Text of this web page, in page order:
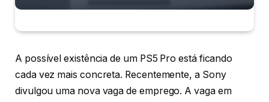
A possível existência de um PS5 Pro está ficando
cada vez mais concreta. Recentemente, a Sony
divulgou uma nova vaga de emprego. A vaga em